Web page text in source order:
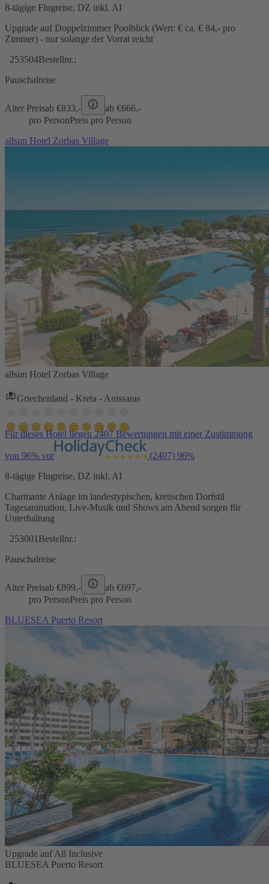
8-tägige Flugreise, DZ inkl. AI
Upgrade auf Doppelzimmer Poolblick (Wert: € ca. € 84,- pro
Zimmer) - nur solange der Vorrat reicht
253504Bestellnr.:
Pauschalreise
Alter Preisab €833,- ab €666,-
pro PersonPreis pro Person
allsun Hotel Zorbas Village
allsun Hotel Zorbas Village
Griechenland - Kreta - Anissaras
Für dieses Hotel liegen 2407 Bewertungen mit einer Zustimmung
von 96% vor (2407) 96%
8-tägige Flugreise, DZ inkl. AI
Charmante Anlage im landestypischen, kretischen Dorfstil
Tagesanimation, Live-Musik und Shows am Abend sorgen für
Unterhaltung
253001 Bestellnr.:
Pauschalreise
Alter Preisab €899,- ab €697,-
pro PersonPreis pro Person
BLUESEA Puerto Resort
Upgrade auf All Inclusive
BLUESEA Puerto Resort